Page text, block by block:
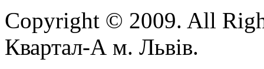
Copyright © 2009. All
Квартал-А м. Львів.